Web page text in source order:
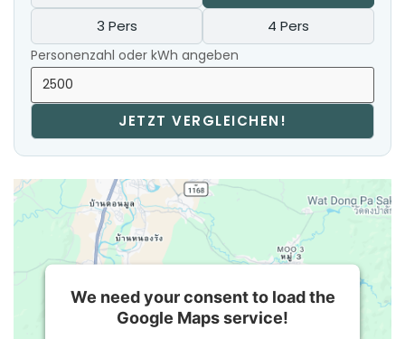
3 Pers
4 Pers
Personenzahl oder kWh angeben
JETZT VERGLEICHEN!
We need your consent to load the
Google Maps service!